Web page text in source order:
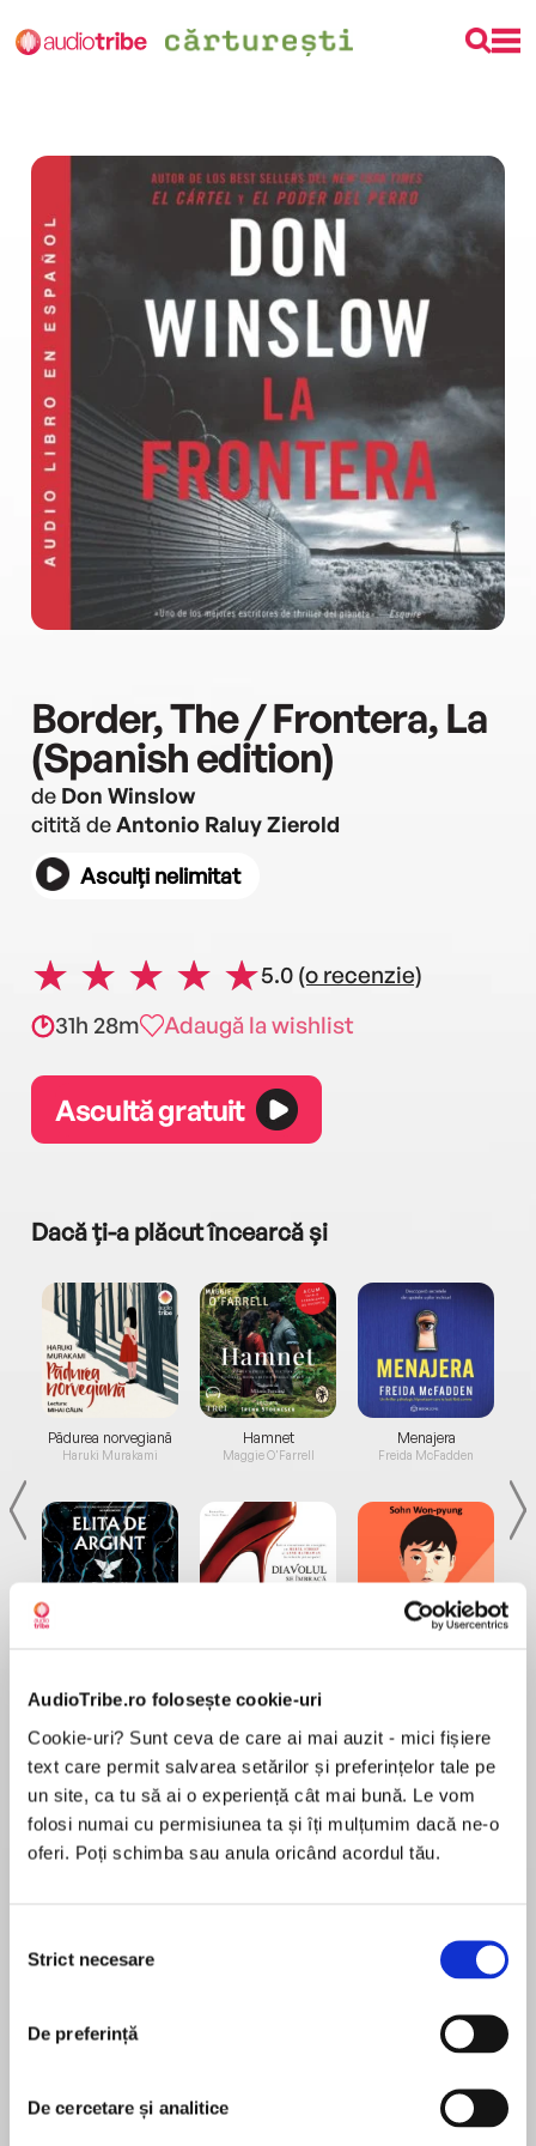
AudioTribe.ro folosește cookie-uri
Cookie-uri? Sunt ceva de care ai mai auzit - mici fișiere
text care permit salvarea setărilor și preferințelor tale pe
un site, ca tu să ai o experiență cât mai bună. Le vom
folosi numai cu permisiunea ta și îți mulțumim dacă ne-o
oferi. Poți schimba sau anula oricând acordul tău.
consimțământului
Strict necesare
De preferință
De cercetare și analitice
Border, The / Frontera, La
(Spanish edition)
de Don Winslow
citită deAntonio Raluy Zierold
Asculți nelimitat
5.0 (o recenzie)
31h 28m
Adaugă la wishlist
Ascultă gratuit
Dacă ți-a plăcut încearcă și
Pădurea norvegiană
Haruki Murakami
Hamnet
Maggie O'Farrell
Menajera
Freida McFadden
Desprecarte
Una novela del autor de superventasde los New
contendio a The Cartel.
Recenzii
Pura Verdadera pero dura !